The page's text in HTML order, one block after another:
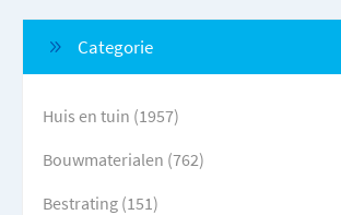
Categorie
Huis en tuin (1957)
Bouwmaterialen (762)
Bestrating (151)